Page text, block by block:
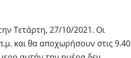
Τετάρτη, 27/10/2021. Οι
και θα αποχωρήσουν στις 9.40